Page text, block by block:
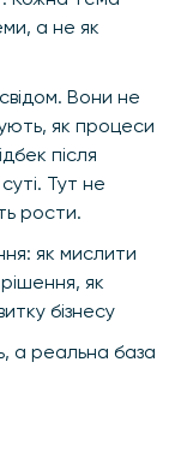
а не як
Вони не
як процеси
після
Тут не
рости.
як мислити
як
бізнесу
а реальна база